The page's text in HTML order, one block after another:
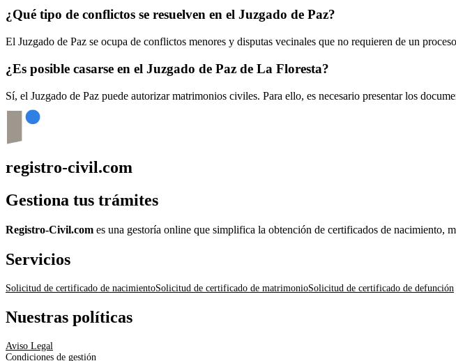
¿Qué tipo de conflictos se resuelven en el Juzgado de Paz?
El Juzgado de Paz se ocupa de conflictos menores y disputas vecinales que no requieren de un
¿Es posible casarse en el Juzgado de Paz de La Floresta?
Sí, el Juzgado de Paz puede autorizar matrimonios civiles. Para ello, es necesario presentar los
registro-civil.com
Gestiona tus trámites
Registro-Civil.com es una gestoría online que simplifica la obtención de certificados de nacimiento,
Servicios
Solicitud de certificado de nacimientoSolicitud de certificado de matrimonioSolicitud de certificado de defunción
Nuestras políticas
Aviso Legal
Condiciones de gestión